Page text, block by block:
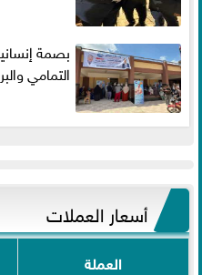
بصمة
التمامي
أسعار العملات
العملة